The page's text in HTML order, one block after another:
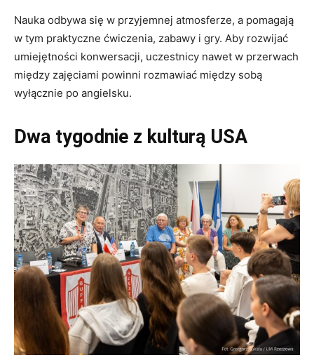
Nauka odbywa się w przyjemnej atmosferze, a pomagają
w tym praktyczne ćwiczenia, zabawy i gry. Aby rozwijać
umiejętności konwersacji, uczestnicy nawet w przerwach
między zajęciami powinni rozmawiać między sobą
wyłącznie po angielsku.
Dwa tygodnie z kulturą USA